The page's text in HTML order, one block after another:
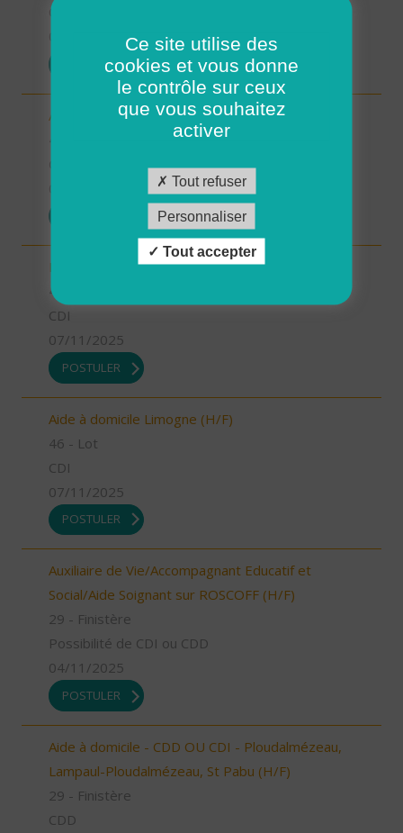
CDI
POSTULER
Aide-soignant.e Limogne en Quercy (H/F)
Responsable du développement (H/F)
46 - Lot
CDI
07/11/2025
POSTULER
Aide à domicile Limogne (H/F)
46 - Lot
CDI
07/11/2025
POSTULER
Auxiliaire de Vie/Accompagnant Educatif et
Social/Aide Soignant sur ROSCOFF (H/F)
29 - Finistère
Possibilité de CDI ou CDD
04/11/2025
POSTULER
Aide à domicile - CDD OU CDI - Ploudalmézeau,
Lampaul-Ploudalmézeau, St Pabu (H/F)
29 - Finistère
CDD
Ce site utilise des
cookies et vous donne
le contrôle sur ceux
que vous souhaitez
activer
Tout refuser
Personnaliser
Tout accepter